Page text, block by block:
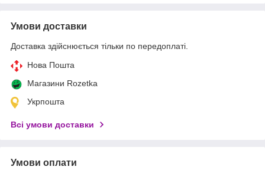
Умови доставки
Доставка здійснюється тільки по передоплаті.
Нова Пошта
Магазини Rozetka
Укрпошта
Всі умови доставки
Умови оплати